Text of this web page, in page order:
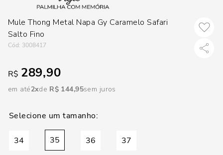
Mule Thong Metal Napa Gy Caramelo Safari
Salto Fino
: 3008417
R$ 289,90
em até2 R$ 144,95sem juros
34 35 36 37